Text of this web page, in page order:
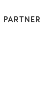
PARTNER